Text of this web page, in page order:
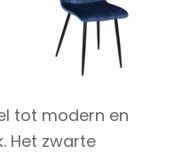
tot modern en
Het zwarte